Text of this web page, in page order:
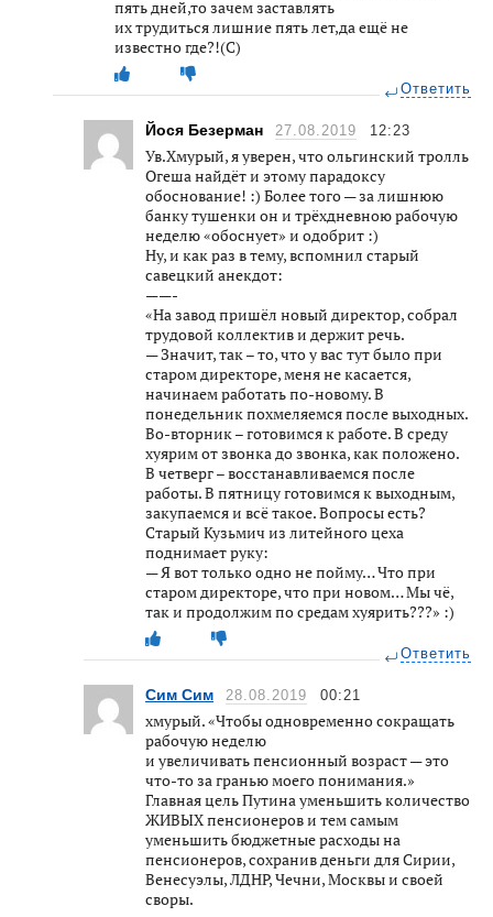
пять дней,то зачем заставлять
их трудиться лишние пять лет,да ещё не
известно где?!(С)
Ответить
Йося Безерман 27.08.2019 12:23
Ув.Хмурый, я уверен, что ольгинский тролль
Огеша найдёт и этому парадоксу
обоснование! :) Более того — за лишнюю
банку тушенки он и трёхдневною рабочую
неделю «обоснует» и одобрит :)
Ну, и как раз в тему, вспомнил старый
савецкий анекдот:
——-
«На завод пришёл новый директор, собрал
трудовой коллектив и держит речь.
— Значит, так – то, что у вас тут было при
старом директоре, меня не касается,
начинаем работать по-новому. В
понедельник похмеляемся после выходных.
Во-вторник – готовимся к работе. В среду
хуярим от звонка до звонка, как положено.
В четверг – восстанавливаемся после
работы. В пятницу готовимся к выходным,
закупаемся и всё такое. Вопросы есть?
Старый Кузьмич из литейного цеха
поднимает руку:
— Я вот только одно не пойму… Что при
старом директоре, что при новом… Мы чё,
так и продолжим по средам хуярить???» :)
Ответить
Сим Сим 28.08.2019 00:21
хмурый. «Чтобы одновременно сокращать
рабочую неделю
и увеличивать пенсионный возраст — это
что-то за гранью моего понимания.»
Главная цель Путина уменьшить количество
ЖИВЫХ пенсионеров и тем самым
уменьшить бюджетные расходы на
пенсионеров, сохранив деньги для Сирии,
Венесуэлы, ЛДНР, Чечни, Москвы и своей
своры.